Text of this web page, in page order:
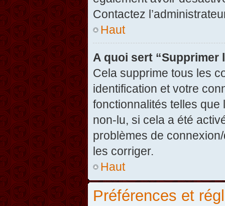
Contactez
Haut
A quoi sert “Supprimer
Cela supprime tous les
identification et votre
fonctionnalités telles que
non-lu, si cela a été
problèmes de
les corriger.
Haut
Préférences et